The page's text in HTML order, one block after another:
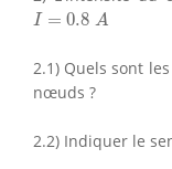
I = 0.8 A
I= 0.8 A
2.1) Quels sont
nœuds ?
2.2) Indiquer le